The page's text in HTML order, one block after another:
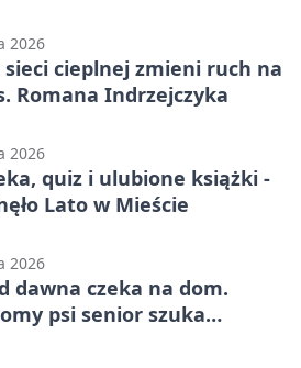
2026
cieplnej zmieni ruch na
Romana Indrzejczyka
2026
quiz i ulubione książki -
Lato w Mieście
2026
dawna czeka na dom.
psi senior szuka